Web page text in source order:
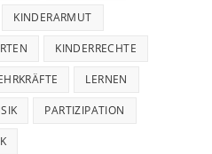
KINDERARMUT
KINDERRECHTE
LERNEN
PARTIZIPATION